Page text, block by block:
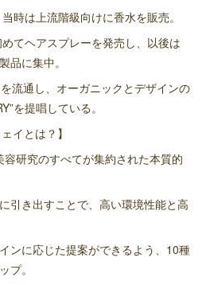
時は上流階級向けに香水を販売。
てヘアスプレーを発売し、以後は
品に集中。
流通し、オーガニックとデザインの
を提唱している。
イとは？】
研究のすべてが集約された本質的
引き出すことで、高い環境性能と高
ンに応じた提案ができるよう、10種
プ。